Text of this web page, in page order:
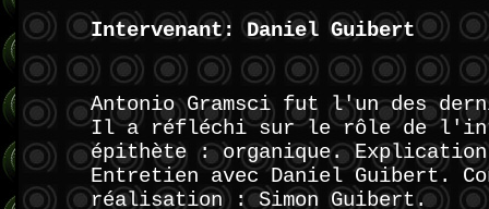
Intervenant: Daniel Guibert
Antonio Gramsci fut l'un des
Il a réfléchi sur le rôle de
épithète : organique.
Entretien avec Daniel Guibert.
réalisation : Simon Guibert.